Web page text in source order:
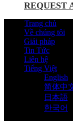
REQUEST
Trang chủ
Về chúng tôi
Giải pháp
Tin Tức
Liên hệ
Tiếng Việt
English
简体中
日本語
한국어